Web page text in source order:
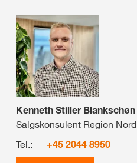
Kenneth Stiller Blankschøn
Salgskonsulent Region Nord
Tel.:
+45 2044 8950